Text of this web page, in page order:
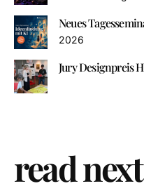
Neues
2026
Jury Designpreis
read next